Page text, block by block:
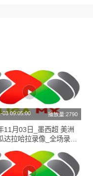
03 09:05:00 播放量:2790
11月03日_墨西超 美洲
达拉哈拉录像_全场录像
回放】